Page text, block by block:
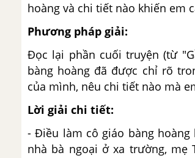
hoàng và chi tiết nào khiến em
Phương pháp giải:
Đọc lại phần cuối truyện (từ
bàng hoàng đã được chỉ rõ
của mình, nêu chi tiết nào mà
Lời giải chi tiết:
- Điều làm cô giáo bàng
nhà bà ngoại ở xa trường, mẹ